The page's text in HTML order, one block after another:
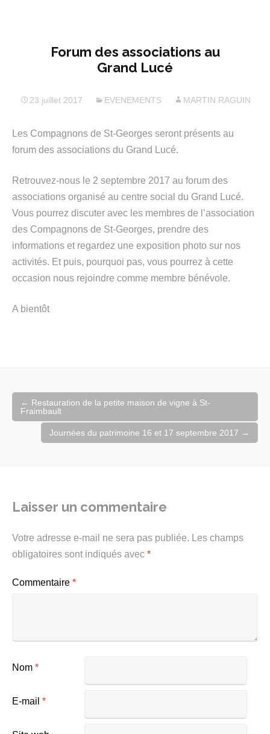
Forum des associations au
Grand Lucé
23 juillet 2017 EVENEMENTS MARTIN RAGUIN
Les Compagnons de St-Georges seront présents au
forum des associations du Grand Lucé.
Retrouvez-nous le 2 septembre 2017 au forum des
associations organisé au centre social du Grand Lucé.
Vous pourrez discuter avec les membres de l’association
des Compagnons de St-Georges, prendre des
informations et regardez une exposition photo sur nos
activités. Et puis, pourquoi pas, vous pourrez à cette
occasion nous rejoindre comme membre bénévole.
A bientôt
Navigation
de
l'article
← Restauration de la petite maison de vigne à St-
Fraimbault
Journées du patrimoine 16 et 17 septembre 2017 →
Laisser un commentaire
Votre adresse e-mail ne sera pas publiée. Les champs
obligatoires sont indiqués avec *
Commentaire *
Nom *
E-mail *